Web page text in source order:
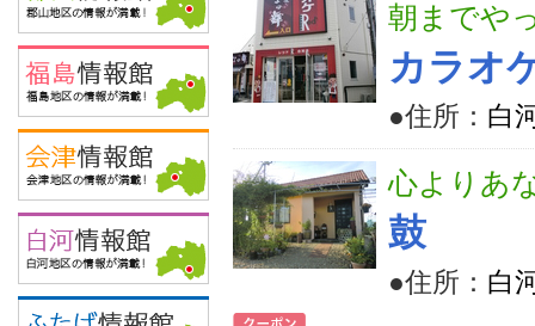
朝までや
カラオ
●住所： 白
心よりあ
鼓
●住所： 白